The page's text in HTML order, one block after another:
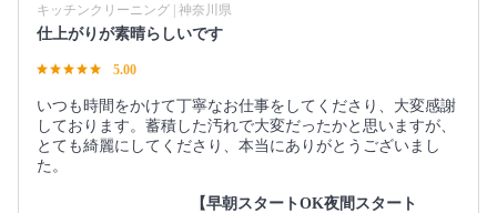
キッチンクリーニング | 神奈川県
仕上がりが素晴らしいです
5.00
いつも時間をかけて丁寧なお仕事をしてくださり、大変感謝
しております。蓄積した汚れで大変だったかと思いますが、
とても綺麗にしてくださり、本当にありがとうございまし
た。
【早朝スタートOK夜間スタート